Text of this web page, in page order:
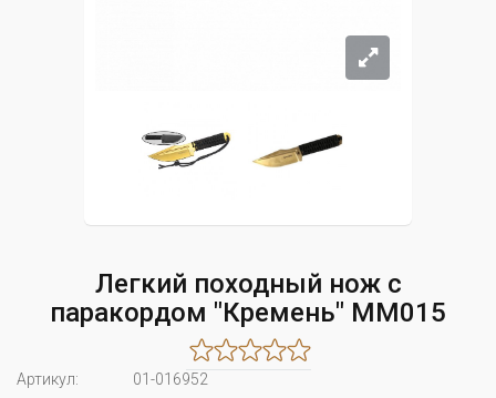
Легкий походный нож с
паракордом "Кремень" MM015
Артикул:
01-016952